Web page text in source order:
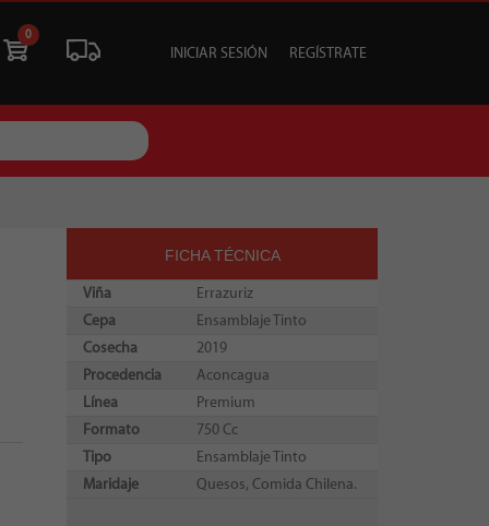
TU EVENTO
0
INICIAR SESIÓN REGÍSTRATE
FICHA TÉCNICA
Viña
Errazuriz
Cepa
Ensamblaje Tinto
Cosecha
2019
Procedencia
Aconcagua
Línea
Premium
Formato
750 Cc
Tipo
Ensamblaje Tinto
Maridaje
Quesos, Comida Chilena.